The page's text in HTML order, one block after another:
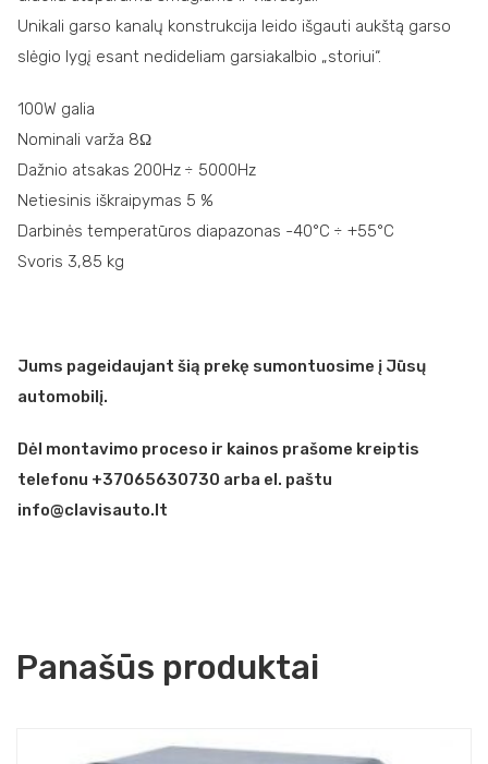
Unikali garso kanalų konstrukcija leido išgauti aukštą garso
slėgio lygį esant nedideliam garsiakalbio „storiui“.
100W galia
Nominali varža 8Ω
Dažnio atsakas 200Hz ÷ 5000Hz
Netiesinis iškraipymas 5 %
Darbinės temperatūros diapazonas -40°C ÷ +55°C
Svoris 3,85 kg
Jums pageidaujant šią prekę sumontuosime į Jūsų
automobilį.
Dėl montavimo proceso ir kainos prašome kreiptis
telefonu +37065630730 arba el. paštu
info@clavisauto.lt
Panašūs produktai